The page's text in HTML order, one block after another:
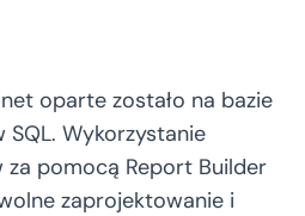
oparte zostało na bazie
Wykorzystanie
pomocą Report Builder
zaprojektowanie i